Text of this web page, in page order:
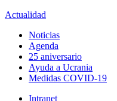
Actualidad
Noticias
Agenda
25 aniversario
Ayuda a Ucrania
Medidas COVID-19
Intranet